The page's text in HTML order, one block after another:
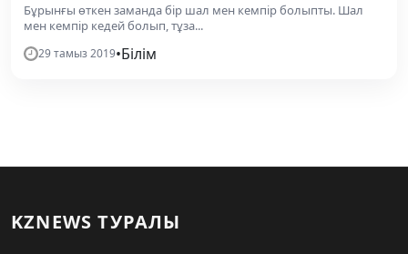
Бұрынғы өткен заманда бір шал мен кемпір болыпты. Шал
мен кемпір кедей болып, тұза...
29 тамыз 2019•Білім
KZNEWS ТУРАЛЫ